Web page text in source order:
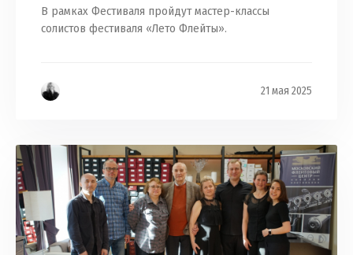
В рамках Фестиваля пройдут мастер-классы
солистов фестиваля «Лето Флейты».
21 мая 2025